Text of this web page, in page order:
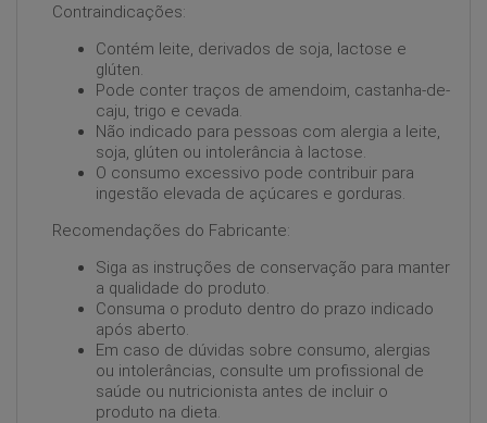
Contraindicações:
Contém leite, derivados de soja, lactose e
glúten.
Pode conter traços de amendoim, castanha-de-
caju, trigo e cevada.
Não indicado para pessoas com alergia a leite,
soja, glúten ou intolerância à lactose.
O consumo excessivo pode contribuir para
ingestão elevada de açúcares e gorduras.
Recomendações do Fabricante:
Siga as instruções de conservação para manter
a qualidade do produto.
Consuma o produto dentro do prazo indicado
após aberto.
Em caso de dúvidas sobre consumo, alergias
ou intolerâncias, consulte um profissional de
saúde ou nutricionista antes de incluir o
produto na dieta.